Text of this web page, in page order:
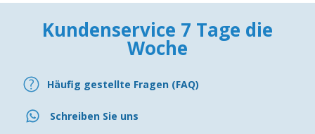
Kundenservice 7 Tage die
Woche
Häufig gestellte Fragen (FAQ)
Schreiben Sie uns